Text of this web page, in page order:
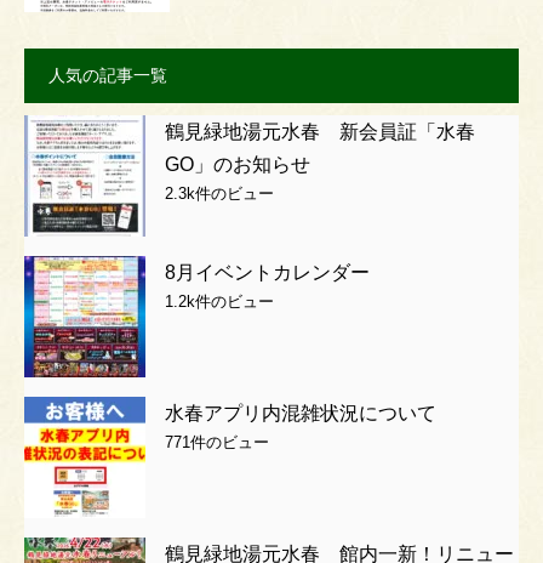
人気の記事一覧
鶴見緑地湯元水春 新会員証「水春
GO」のお知らせ
2.3k件のビュー
8月イベントカレンダー
1.2k件のビュー
水春アプリ内混雑状況について
771件のビュー
鶴見緑地湯元水春 館内一新！リニュー